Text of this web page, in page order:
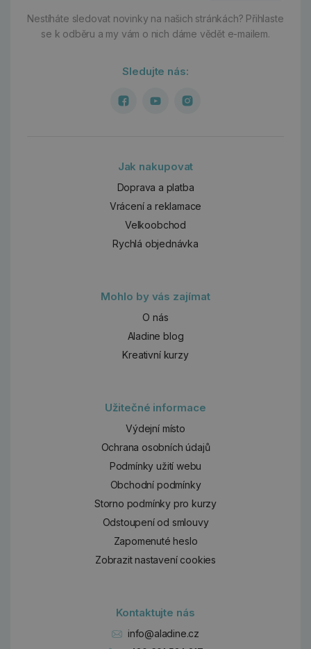
Nestíháte sledovat novinky na našich stránkách? Přihlaste
se k odběru a my vám o nich dáme vědět e-mailem.
Sledujte nás:
Jak nakupovat
Doprava a platba
Vrácení a reklamace
Velkoobchod
Rychlá objednávka
Mohlo by vás zajímat
O nás
Aladine blog
Kreativní kurzy
Užitečné informace
Výdejní místo
Ochrana osobních údajů
Podmínky užití webu
Obchodní podmínky
Storno podmínky pro kurzy
Odstoupení od smlouvy
Zapomenuté heslo
Zobrazit nastavení cookies
Kontaktujte nás
info@aladine.cz